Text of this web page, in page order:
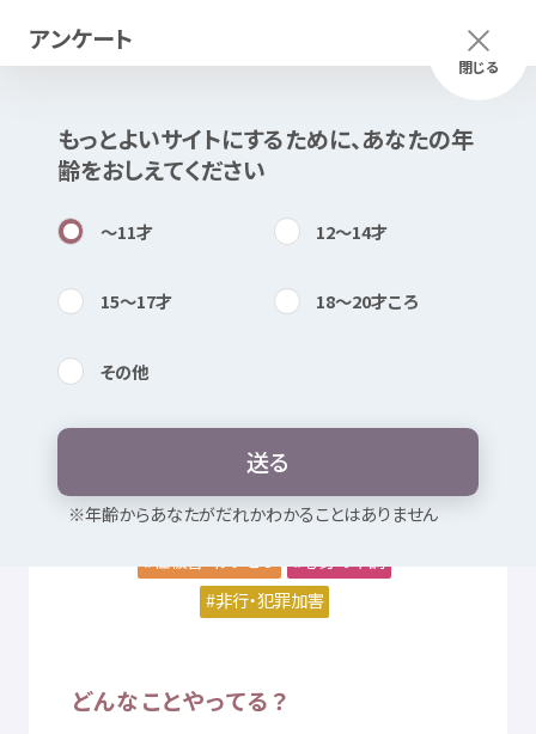
内検索
お気に入り
サイトについて
気持ちをはきだす
ふりがな つかいかた メニュー
閉じる
アンケート
もっとよいサイトにするために、あなたの年
齢をおしえてください
〜11才 12〜14才
15〜17才 18〜20才ころ
その他
送る
※年齢からあなたがだれかわかることはありません
このページは公開情報をもとに
Mexで作成
子どもの権利相談室やまなしスマ
来所
暴言・無視・ひいき たたく・殴る
性被害・わいせつ 心身の不調
非行・犯罪加害
どんなことやってる？